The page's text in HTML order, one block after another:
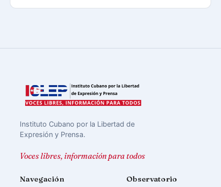
Instituto Cubano por la Libertad de
Expresión y Prensa.
Voces libres, información para todos
Navegación Observatorio